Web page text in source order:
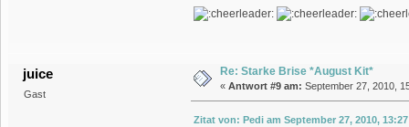
juice
Gast
Re: Starke Brise *August Kit*
« Antwort #9 am: September 27, 2010,
Zitat von: Pedi am September 27, 2010,